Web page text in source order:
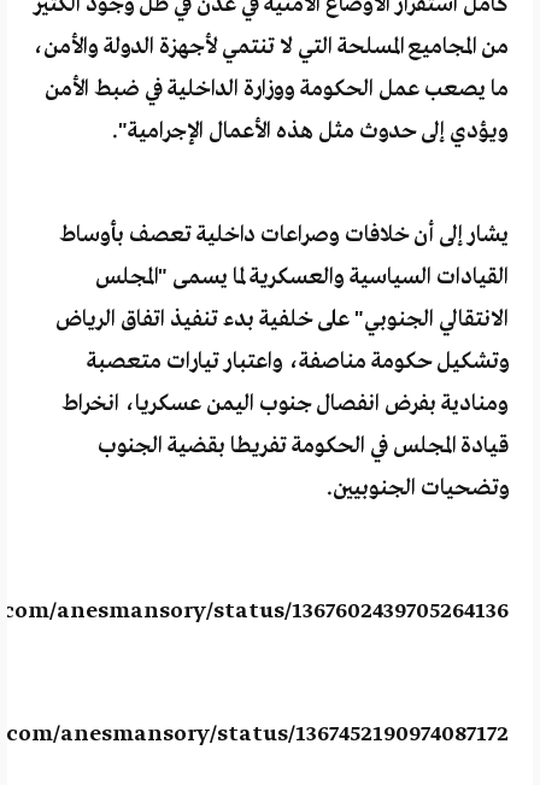
من المجاميع المسلحة التي لا تنتمي لأجهزة الدولة والأمن،
ما يصعب عمل الحكومة ووزارة الداخلية في ضبط الأمن
ويؤدي إلى حدوث مثل هذه الأعمال الإجرامية".
يشار إلى أن خلافات وصراعات داخلية تعصف بأوساط
القيادات السياسية والعسكرية لما يسمى "المجلس
الانتقالي الجنوبي" على خلفية بدء تنفيذ اتفاق الرياض
وتشكيل حكومة مناصفة، واعتبار تيارات متعصبة
ومنادية بفرض انفصال جنوب اليمن عسكريا، انخراط
قيادة المجلس في الحكومة تفريطا بقضية الجنوب
وتضحيات الجنوبيين.
anesmansory/status/1367602439705264136
anesmansory/status/1367452190974087172